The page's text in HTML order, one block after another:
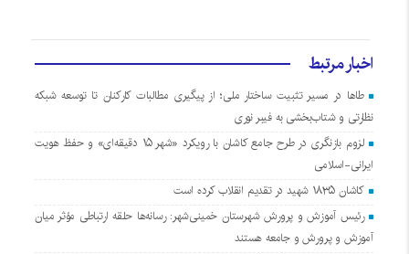
اخبار مرتبط
طاها در مسیر تثبیت ساختار ملی؛ از پیگیری مطالبات کارکنان تا توسعه شبکه
نظارتی و شتاب‌بخشی به فیبر نوری
لزوم بازنگری در طرح جامع کاشان با رویکرد «شهر ۱۵ دقیقه‌ای» و حفظ هویت
ایرانی-اسلامی
کاشان ۱۸۳۵ شهید در تقدیم انقلاب کرده است
رئیس آموزش و پرورش شهرستان خمینی‌شهر: رسانه‌ها حلقه ارتباطی مؤثر میان
آموزش و پرورش و جامعه هستند